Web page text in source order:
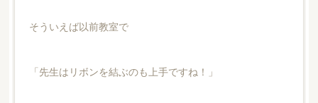
そういえば以前教室で
「先生はリボンを結ぶのも上手ですね！」